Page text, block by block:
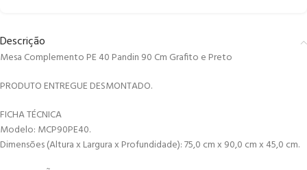
Descrição
Mesa Complemento PE 40 Pandin 90 Cm Grafito e Preto
PRODUTO ENTREGUE DESMONTADO.
FICHA TÉCNICA
Modelo: MCP90PE40.
Dimensões (Altura x Largura x Profundidade): 75,0 cm x 90,0 cm x 45,0 cm.